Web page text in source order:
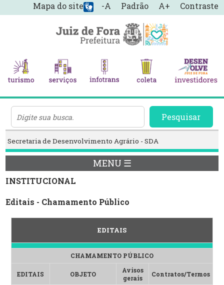
-A Padrão A+ Contraste
Mapa do site
Pesquisar
Secretaria de Desenvolvimento Agrário - SDA
MENU ☰
INSTITUCIONAL
Editais - Chamamento Público
EDITAIS
CHAMAMENTO PÚBLICO
EDITAIS OBJETO
Avisos
gerais
Contratos/Termos